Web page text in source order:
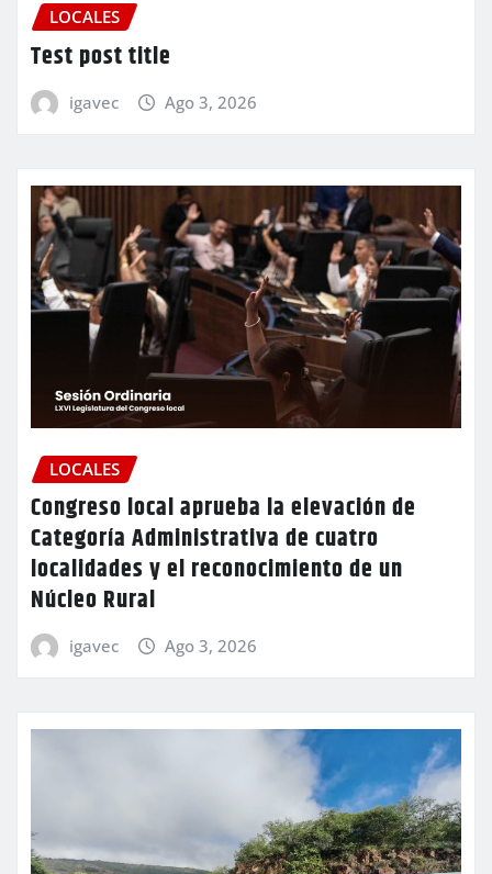
LOCALES
Test post title
igavec Ago 3, 2026
LOCALES
Congreso local aprueba la elevación de
Categoría Administrativa de cuatro
localidades y el reconocimiento de un
Núcleo Rural
igavec Ago 3, 2026